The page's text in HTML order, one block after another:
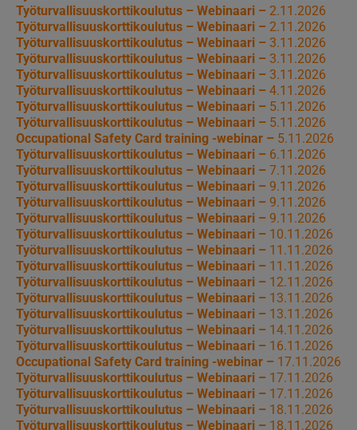
Työturvallisuuskorttikoulutus – Webinaari – 2.11.2026
Työturvallisuuskorttikoulutus – Webinaari – 2.11.2026
Työturvallisuuskorttikoulutus – Webinaari – 3.11.2026
Työturvallisuuskorttikoulutus – Webinaari – 3.11.2026
Työturvallisuuskorttikoulutus – Webinaari – 3.11.2026
Työturvallisuuskorttikoulutus – Webinaari – 4.11.2026
Työturvallisuuskorttikoulutus – Webinaari – 5.11.2026
Työturvallisuuskorttikoulutus – Webinaari – 5.11.2026
Occupational Safety Card training -webinar – 5.11.2026
Työturvallisuuskorttikoulutus – Webinaari – 6.11.2026
Työturvallisuuskorttikoulutus – Webinaari – 7.11.2026
Työturvallisuuskorttikoulutus – Webinaari – 9.11.2026
Työturvallisuuskorttikoulutus – Webinaari – 9.11.2026
Työturvallisuuskorttikoulutus – Webinaari – 9.11.2026
Työturvallisuuskorttikoulutus – Webinaari – 10.11.2026
Työturvallisuuskorttikoulutus – Webinaari – 11.11.2026
Työturvallisuuskorttikoulutus – Webinaari – 11.11.2026
Työturvallisuuskorttikoulutus – Webinaari – 12.11.2026
Työturvallisuuskorttikoulutus – Webinaari – 13.11.2026
Työturvallisuuskorttikoulutus – Webinaari – 13.11.2026
Työturvallisuuskorttikoulutus – Webinaari – 14.11.2026
Työturvallisuuskorttikoulutus – Webinaari – 16.11.2026
Occupational Safety Card training -webinar – 17.11.2026
Työturvallisuuskorttikoulutus – Webinaari – 17.11.2026
Työturvallisuuskorttikoulutus – Webinaari – 17.11.2026
Työturvallisuuskorttikoulutus – Webinaari – 18.11.2026
Työturvallisuuskorttikoulutus – Webinaari – 18.11.2026